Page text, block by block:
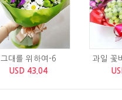
그대를 위하여-6
USD 43.04
과일 꽃